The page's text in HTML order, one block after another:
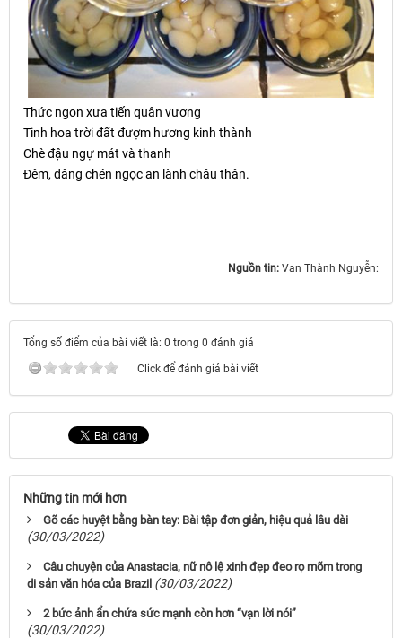
Thức ngon xưa tiến quân vương
Tinh hoa trời đất đượm hương kinh thành
Chè đậu ngự mát và thanh
Đêm, dâng chén ngọc an lành châu thân.
Nguồn tin: Van Thành Nguyễn:
Tổng số điểm của bài viết là: 0 trong 0 đánh giá
Click để đánh giá bài viết
Những tin mới hơn
Gõ các huyệt bằng bàn tay: Bài tập đơn giản, hiệu quả lâu dài
(30/03/2022)
Câu chuyện của Anastacia, nữ nô lệ xinh đẹp đeo rọ mõm trong
di sản văn hóa của Brazil (30/03/2022)
2 bức ảnh ẩn chứa sức mạnh còn hơn “vạn lời nói”
(30/03/2022)